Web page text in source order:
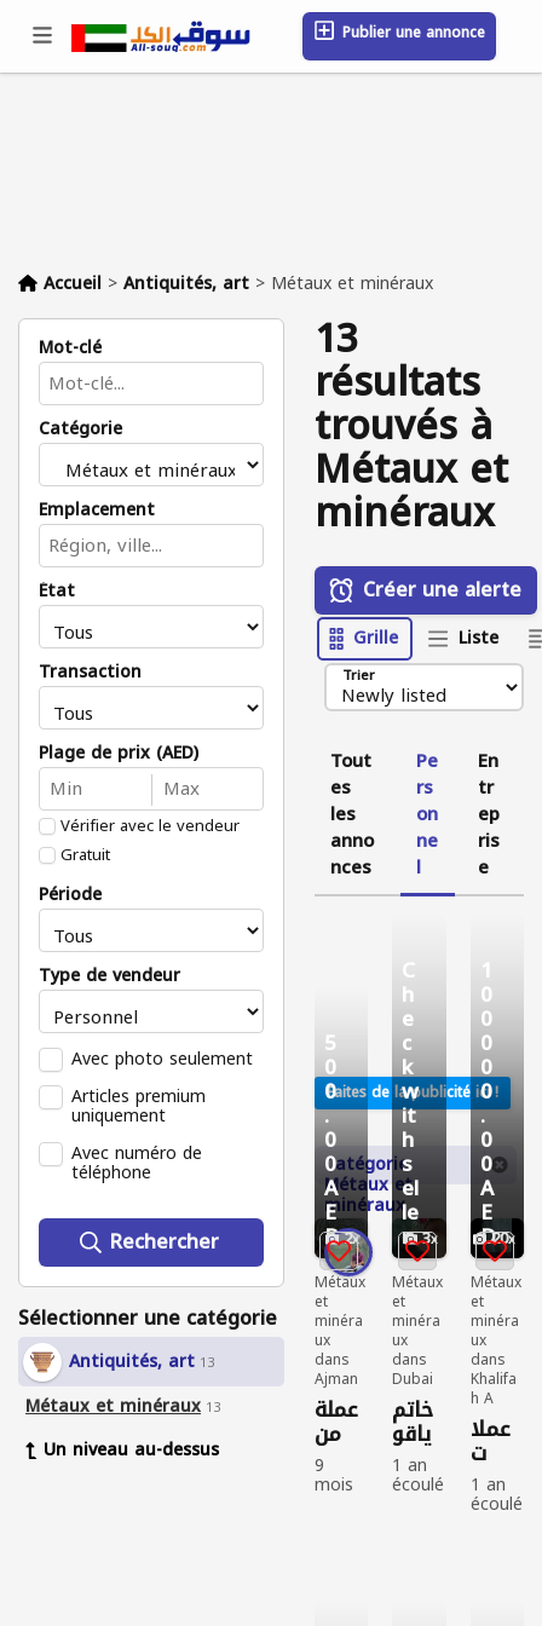
Publier une annonce
Se connecter / S'inscrire
Accueil >Antiquités, art > Métaux et minéraux
Mot-clé
Catégorie
Emplacement
État
Transaction
Plage de prix (AED)
Vérifier avec le vendeur
Gratuit
Période
Type de vendeur
Avec photo seulement
Articles premium
uniquement
Avec numéro de
téléphone
Rechercher
Sélectionner une catégorie
Antiquités, art 13
Métaux et minéraux 13
Un niveau au-dessus
13
résultats
trouvés à
Métaux et
minéraux
Créer une alerte
Grille Liste
Trier
Tout
es
les
anno
nces
Pe
rs
on
ne
l
En
tr
ep
ris
e
Faites de la publicité ici !
Catégorie:
Métaux et
minéraux
5
0
0
.
0
0
A
E
D2
Métaux
et
minéra
ux
dans
Ajman
عملة
من
الدول
ه
9
mois
C
h
e
c
k
w
it
h
s
el
le
r 3
Métaux
et
minéra
ux
dans
Dubai
خاتم
ياقو
ت
اثري
1 an
écoulé
1
0
0
0
0
0
.
0
0
A
E
D20
Métaux
et
minéra
ux
dans
Khalifa
h A
عملا
ت
قديم
ة
1 an
écoulé